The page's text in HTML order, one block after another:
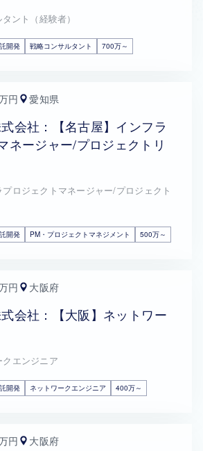
ント（経験者）
開発 戦略コンサルタント 700万～
円 愛知県
会社：【名古屋】インフラ
ネージャー/プロジェクトリ
プロジェクトマネージャー/プロジェクト
開発 PM・プロジェクトマネジメント 500万～
円 大阪府
会社：【大阪】ネットワー
クエンジニア
開発 ネットワークエンジニア 400万～
円 大阪府